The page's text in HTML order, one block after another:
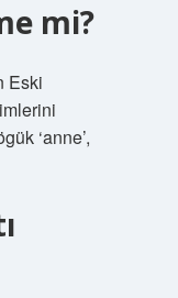
mi?
Eski
‘anne’,